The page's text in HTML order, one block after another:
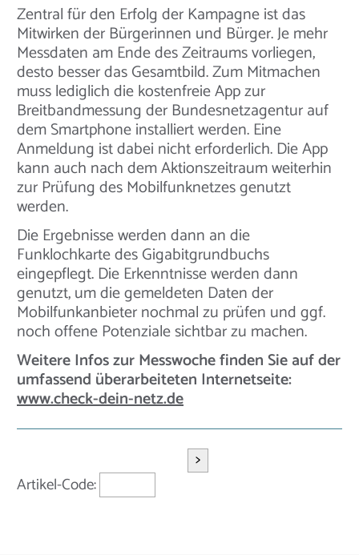
Zentral für den Erfolg der Kampagne ist das
Mitwirken der Bürgerinnen und Bürger. Je mehr
Messdaten am Ende des Zeitraums vorliegen,
desto besser das Gesamtbild. Zum Mitmachen
muss lediglich die kostenfreie App zur
Breitbandmessung der Bundesnetzagentur auf
dem Smartphone installiert werden. Eine
Anmeldung ist dabei nicht erforderlich. Die App
kann auch nach dem Aktionszeitraum weiterhin
zur Prüfung des Mobilfunknetzes genutzt
werden.
Die Ergebnisse werden dann an die
Funklochkarte des Gigabitgrundbuchs
eingepflegt. Die Erkenntnisse werden dann
genutzt, um die gemeldeten Daten der
Mobilfunkanbieter nochmal zu prüfen und ggf.
noch offene Potenziale sichtbar zu machen.
Weitere Infos zur Messwoche finden Sie auf der
umfassend überarbeiteten Internetseite:
www.check-dein-netz.de
Artikel-Code:
>